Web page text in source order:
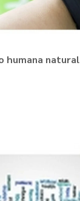
humana natural